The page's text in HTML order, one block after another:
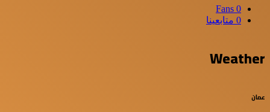
0
Fans
0 متابعينا
Weather
عمان